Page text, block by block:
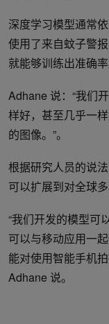
深度学习模型通常
使用了来自蚊子警
就能够训练出准确
Adhane 说：“我们
样好，甚至几乎一
的图像。”。
根据研究人员的说
可以扩展到对全球
“我们开发的模型可
可以与移动应用一
能对使用智能手机
Adhane 说。